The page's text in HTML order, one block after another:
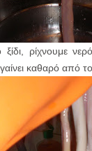
ρίχνουμε
καθαρό από